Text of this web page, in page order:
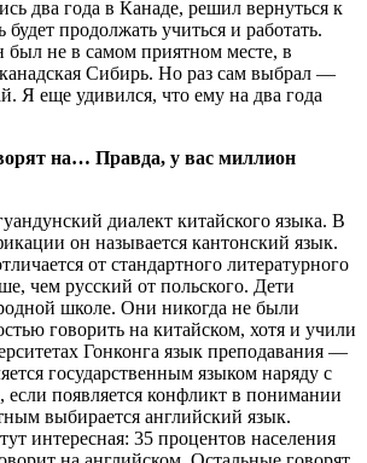
два года в Канаде, решил вернуться к
будет продолжать учиться и работать.
был не в самом приятном месте, в
Сибирь. Но раз сам выбрал —
Я еще удивился, что ему на два года
на… Правда, у вас миллион
диалект китайского языка. В
он называется кантонский язык.
от стандартного литературного
чем русский от польского. Дети
школе. Они никогда не были
говорить на китайском, хотя и учили
Гонконга язык преподавания —
государственным языком наряду с
появляется конфликт в понимании
выбирается английский язык.
интересная: 35 процентов населения